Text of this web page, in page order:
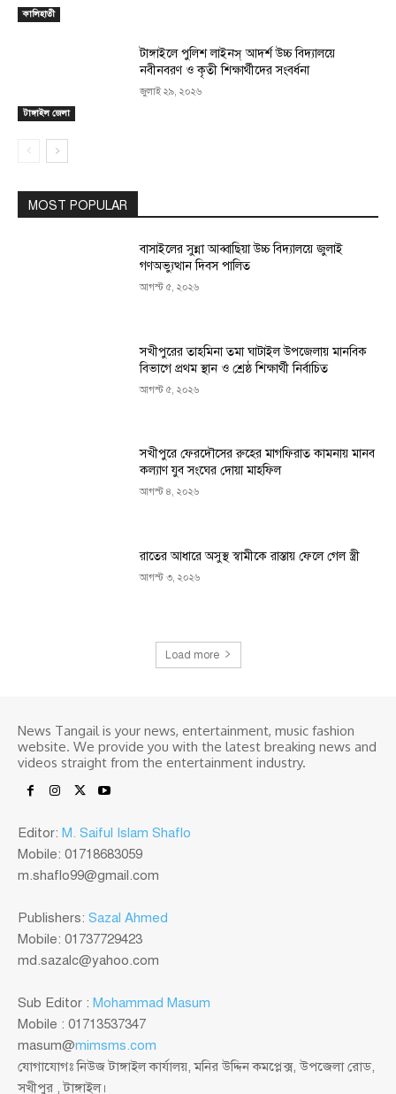
কালিহাতী
টাঙ্গাইল জেলা
টাঙ্গাইলে পুলিশ লাইনস্ আদর্শ উচ্চ বিদ্যালয়ে
নবীনবরণ ও কৃতী শিক্ষার্থীদের সংবর্ধনা
জুলাই ২৯, ২০২৬
MOST POPULAR
বাসাইলের সুন্না আব্বাছিয়া উচ্চ বিদ্যালয়ে জুলাই
গণঅভ্যুত্থান দিবস পালিত
আগস্ট ৫, ২০২৬
সখীপুরের তাহমিনা তমা ঘাটাইল উপজেলায় মানবিক
বিভাগে প্রথম স্থান ও শ্রেষ্ঠ শিক্ষার্থী নির্বাচিত
আগস্ট ৫, ২০২৬
সখীপুরে ফেরদৌসের রুহের মাগফিরাত কামনায় মানব
কল্যাণ যুব সংঘের দোয়া মাহফিল
আগস্ট ৪, ২০২৬
রাতের আধারে অসুস্থ স্বামীকে রাস্তায় ফেলে গেল স্ত্রী
আগস্ট ৩, ২০২৬
Load more
News Tangail is your news, entertainment, music fashion
website. We provide you with the latest breaking news and
videos straight from the entertainment industry.
Editor: M. Saiful Islam Shaflo
Mobile: 01718683059
m.shaflo99@gmail.com
Publishers: Sazal Ahmed
Mobile: 01737729423
md.sazalc@yahoo.com
Sub Editor : Mohammad Masum
Mobile : 01713537347
masum@mimsms.com
যোগাযোগঃ নিউজ টাঙ্গাইল কার্যালয়, মনির উদ্দিন কমপ্লেক্স, উপজেলা রোড,
সখীপুর , টাঙ্গাইল।